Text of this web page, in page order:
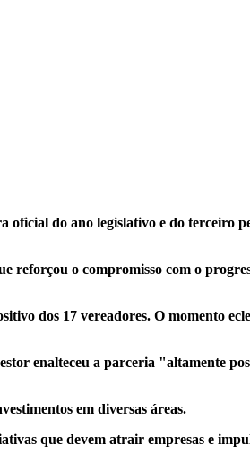
oficial do ano legislativo e do terceiro
reforçou o compromisso com o
dos 17 vereadores. O momento
enalteceu a parceria "altamente
em diversas áreas.
que devem atrair empresas e